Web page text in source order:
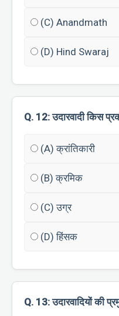
(C) Anandmath
(D) Hind Swaraj
Q. 12: उदारवादी किस
(A) क्रांतिकारी
(B) क्रमिक
(C) उग्र
(D) हिंसक
Q. 13: उदारवादियों की